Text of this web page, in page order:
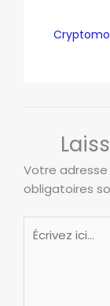
Votre
obligatoires
ici…